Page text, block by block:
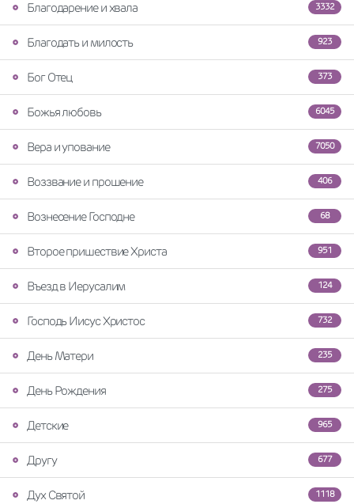
3332
Благодарение и хвала
923
Благодать и милость
373
Бог Отец
6045
Божья любовь
7050
Вера и упование
406
Воззвание и прошение
68
Вознесение Господне
951
Второе пришествие Христа
124
Въезд в Иерусалим
732
Господь Иисус Христос
235
День Матери
275
День Рождения
965
Детские
677
Другу
1118
Дух Святой